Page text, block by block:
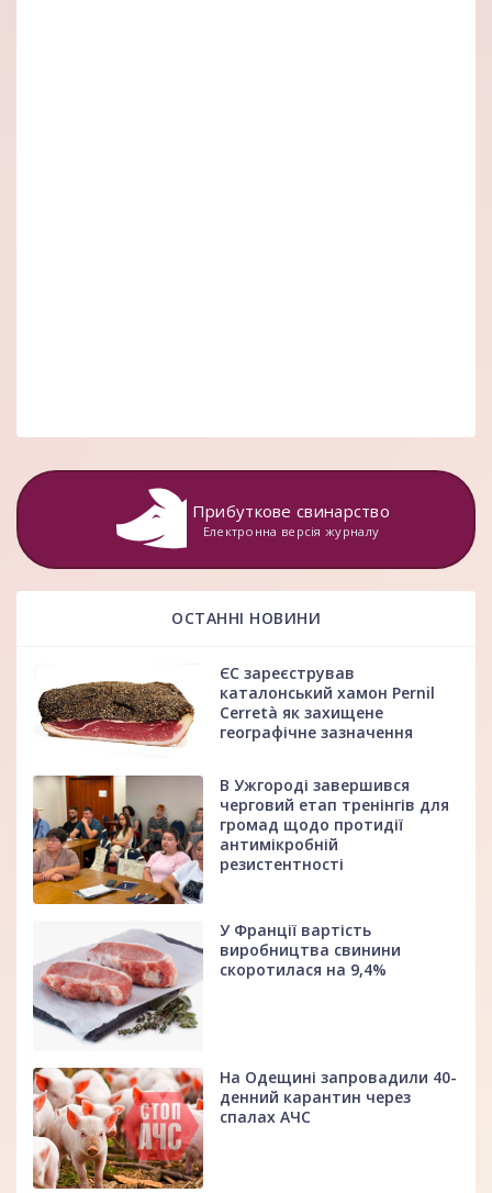
Прибуткове свинарство
Електронна версія журналу
ОСТАННІ НОВИНИ
ЄС зареєстрував
каталонський хамон Pernil
Cerretà як захищене
географічне зазначення
В Ужгороді завершився
черговий етап тренінгів для
громад щодо протидії
антимікробній
резистентності
У Франції вартість
виробництва свинини
скоротилася на 9,4%
На Одещині запровадили 40-
денний карантин через
спалах АЧС